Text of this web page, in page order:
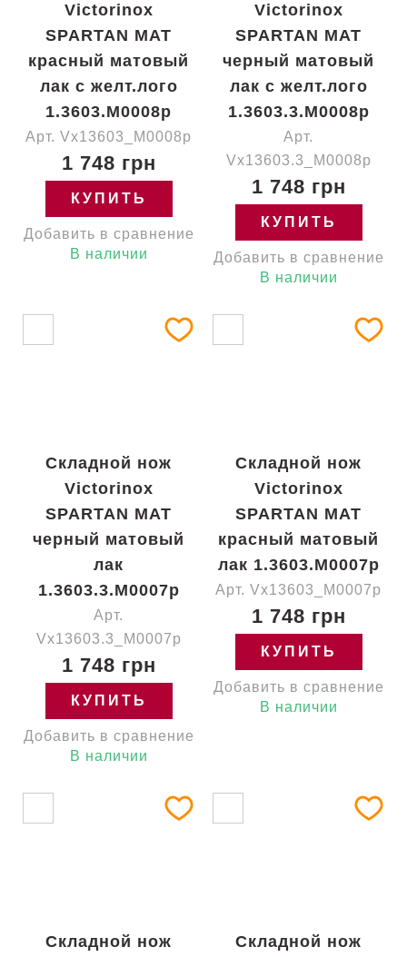
Victorinox
SPARTAN MAT
красный матовый
лак с желт.лого
1.3603.M0008p
Арт. Vx13603_M0008p
1 748 грн
КУПИТЬ
Добавить в сравнение
В наличии
Victorinox
SPARTAN MAT
черный матовый
лак с желт.лого
1.3603.3.M0008p
Арт.
Vx13603.3_M0008p
1 748 грн
КУПИТЬ
Добавить в сравнение
В наличии
Складной нож
Victorinox
SPARTAN MAT
черный матовый
лак
1.3603.3.M0007p
Арт.
Vx13603.3_M0007p
1 748 грн
КУПИТЬ
Добавить в сравнение
В наличии
Складной нож
Victorinox
SPARTAN MAT
красный матовый
лак 1.3603.M0007p
Арт. Vx13603_M0007p
1 748 грн
КУПИТЬ
Добавить в сравнение
В наличии
Складной нож
Складной нож